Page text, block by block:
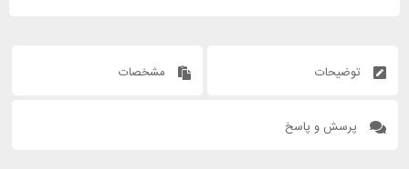
توضیحات مشخصات
پرسش و پاسخ